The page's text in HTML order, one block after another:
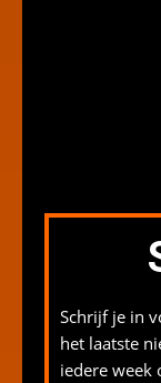
Schrijf je in
het laatste
iedere week